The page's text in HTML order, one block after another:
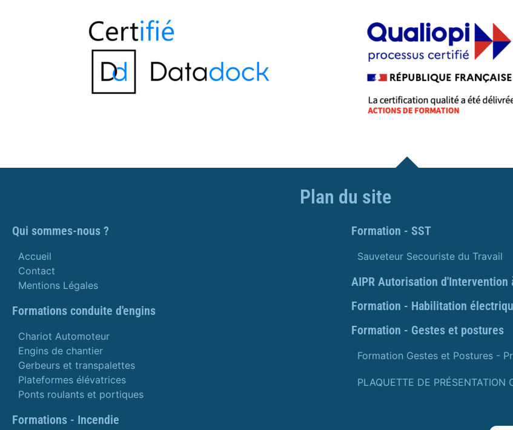
Plan du site
Qui sommes-nous ?
Accueil
Contact
Mentions Légales
Formations conduite d'engins
Chariot Automoteur
Engins de chantier
Gerbeurs et transpalettes
Plateformes élévatrices
Ponts roulants et portiques
Formations - Incendie
Formation - SST
Sauveteur Secouriste du Travail
AIPR Autorisation d'Intervention
Formation - Habilitation
Formation - Gestes et postures
Formation Gestes et Postures -
PLAQUETTE DE PRÉSENTATION